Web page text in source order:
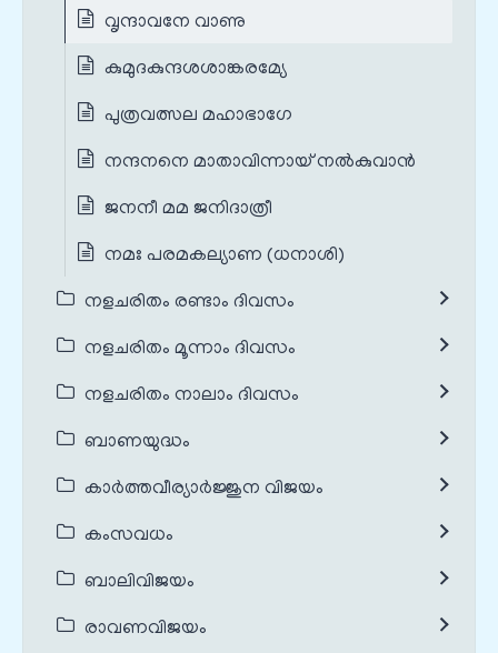
വൃന്ദാവനേ വാണു
കുമുദകുന്ദശശാങ്കരമ്യേ
പുത്രവത്സല മഹാഭാഗേ
നന്ദനനെ മാതാവിന്നായ് നൽകുവാൻ
ജനനീ മമ ജനിദാത്രീ
നമഃ പരമകല്യാണ (ധനാശി)
നളചരിതം രണ്ടാം ദിവസം
നളചരിതം മൂന്നാം ദിവസം
നളചരിതം നാലാം ദിവസം
ബാണയുദ്ധം
കാർത്തവീര്യാർജ്ജുന വിജയം
കംസവധം
ബാലിവിജയം
രാവണവിജയം